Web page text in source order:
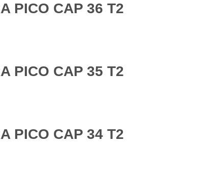
PICO CAP 36 T2
PICO CAP 35 T2
PICO CAP 34 T2